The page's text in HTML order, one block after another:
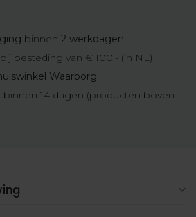
binnen 2 werkdagen
bij besteding van € 100,- (in NL)
Waarborg
binnen 14 dagen (producten boven